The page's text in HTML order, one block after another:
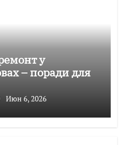
у
– поради для
Июн 6, 2026